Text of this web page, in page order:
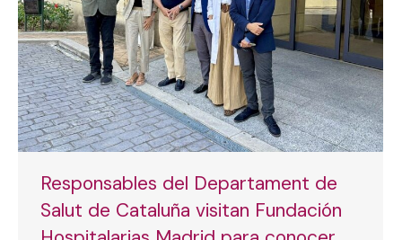
Responsables del Departament de
Salut de Cataluña visitan Fundación